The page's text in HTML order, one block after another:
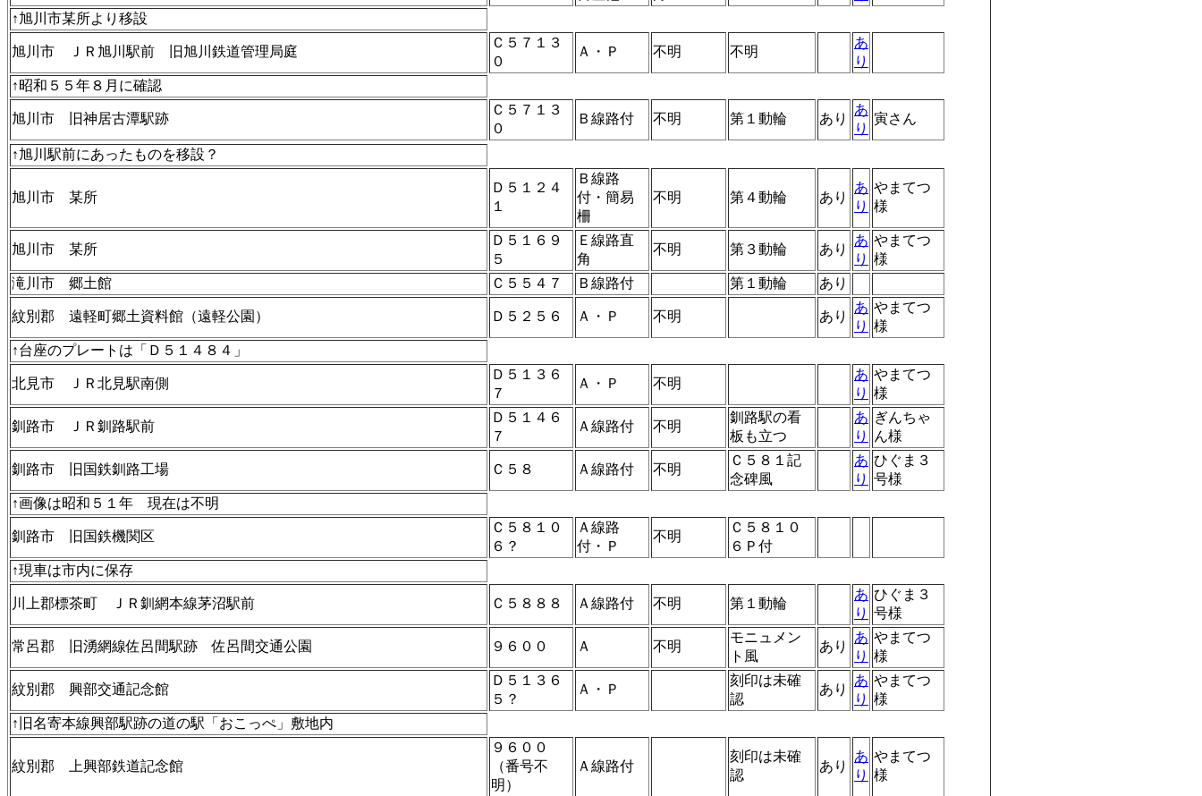
↑旭川市某所より移設
旭川市 ＪＲ旭川駅前 旧旭川鉄道管理局庭
Ｃ５７１３
０
Ａ・Ｐ 不明 不明
あ
り
↑昭和５５年８月に確認
旭川市 旧神居古潭駅跡
Ｃ５７１３
０
Ｂ線路付 不明 第１動輪 あり
あ
り
寅さん
↑旭川駅前にあったものを移設？
旭川市 某所
Ｄ５１２４
１
Ｂ線路
付・簡易
柵
不明 第４動輪 あり
あ
り
やまてつ
様
旭川市 某所
Ｄ５１６９
５
Ｅ線路直
角
不明 第３動輪 あり
あ
り
やまてつ
様
滝川市 郷土館
Ｃ５５４７ Ｂ線路付 第１動輪 あり
紋別郡 遠軽町郷土資料館（遠軽公園） Ｄ５２５６ Ａ・Ｐ 不明 あり
あ
り
やまてつ
様
↑台座のプレートは「Ｄ５１４８４」
北見市 ＪＲ北見駅南側
Ｄ５１３６
７
Ａ・Ｐ 不明
あ
り
やまてつ
様
釧路市 ＪＲ釧路駅前
Ｄ５１４６
７
Ａ線路付 不明
釧路駅の看
板も立つ
あ
り
ぎんちゃ
ん様
釧路市 旧国鉄釧路工場 Ｃ５８ Ａ線路付 不明
Ｃ５８１記
念碑風
あ
り
ひぐま３
号様
↑画像は昭和５１年 現在は不明
釧路市 旧国鉄機関区
Ｃ５８１０
６？
Ａ線路
付・Ｐ
不明
Ｃ５８１０
６Ｐ付
↑現車は市内に保存
川上郡標茶町 ＪＲ釧網本線茅沼駅前 Ｃ５８８８ Ａ線路付 不明 第１動輪
あ
り
ひぐま３
号様
常呂郡 旧湧網線佐呂間駅跡 佐呂間交通公園 ９６００ Ａ 不明
モニュメン
ト風
あり
あ
り
やまてつ
様
紋別郡 興部交通記念館
Ｄ５１３６
５？
Ａ・Ｐ
刻印は未確
認
あり
あ
り
やまてつ
様
↑旧名寄本線興部駅跡の道の駅「おこっぺ」敷地内
紋別郡 上興部鉄道記念館
９６００
（番号不
明）
Ａ線路付
刻印は未確
認
あり
あ
り
やまてつ
様